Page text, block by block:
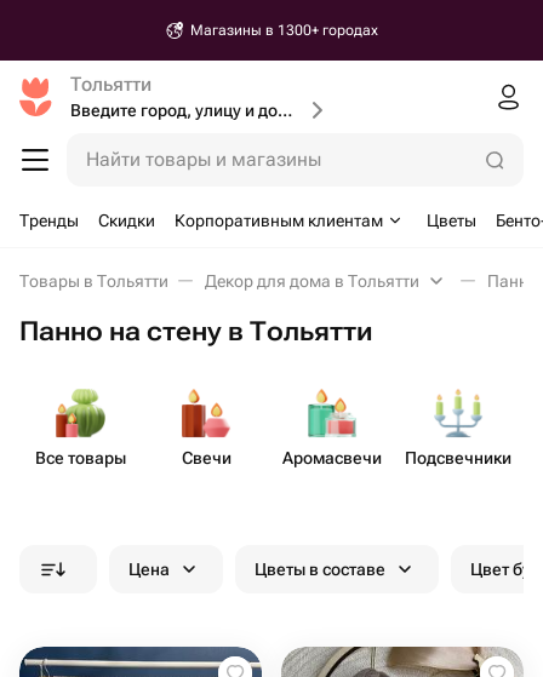
Магазины в 1300+ городах
Тольятти
Введите город, улицу и дом доставки
Найти товары и магазины
Тренды Скидки Корпоративным клиентам Цветы
Товары в Тольятти Декор для дома в Тольятти Панно
Панно на стену в Тольятти
Все товары Свечи Аром​асвечи
Подсв​ечники
Цена Цветы в составе Цвет